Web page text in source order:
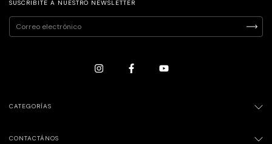
SUSCRIBITE A NUESTRO NEWSLETTER
CATEGORÍAS
CONTACTÁNOS